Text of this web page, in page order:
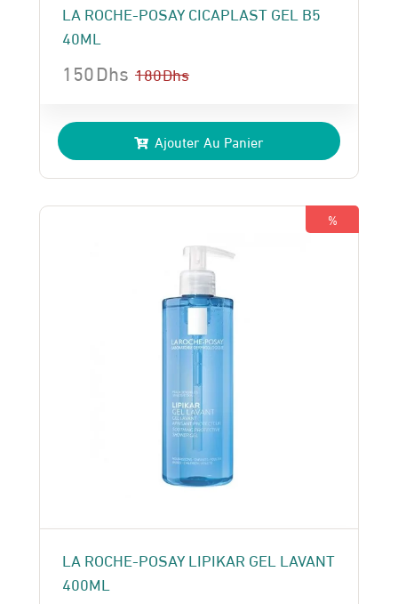
LA ROCHE-POSAY CICAPLAST GEL B5
40ML
180Dhs
prix
initial
était :
180 Dhs.
150Dhs
prix
actuel
est :
150 Dhs.
Ajouter Au Panier
%
LA ROCHE-POSAY LIPIKAR GEL LAVANT
400ML